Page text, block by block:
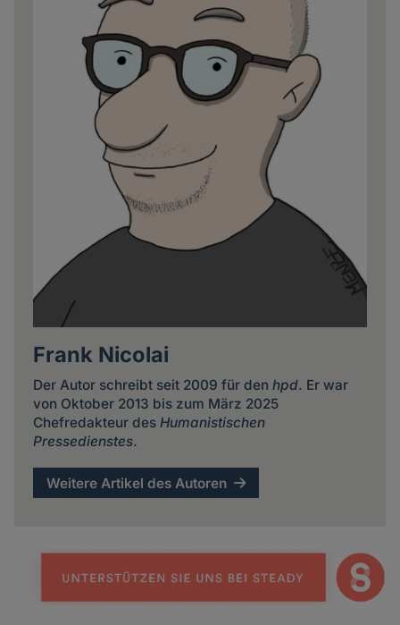
Frank Nicolai
Der Autor schreibt seit 2009 für den hpd. Er war
von Oktober 2013 bis zum März 2025
Chefredakteur des Humanistischen
Pressedienstes.
Weitere Artikel des Autoren